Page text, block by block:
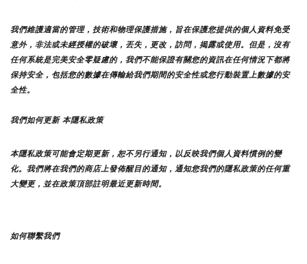
我們維護適當的管理，技術和物理保護措施，旨在保護您提供的個人資料免受
意外，非法或未經授權的破壞，丟失，更改，訪問，揭露或使用。但是，沒有
任何系統是完美安全零疑慮的，我們不能保證有關您的資訊在任何情況下都將
保持安全，包括您的數據在傳輸給我們期間的安全性或您行動裝置上數據的安
全性。
我們如何更新 本隱私政策
本隱私政策可能會定期更新，恕不另行通知，以反映我們個人資料慣例的變
化。我們將在我們的商店上發佈醒目的通知，通知您我們的隱私政策的任何重
大變更，並在政策頂部註明最近更新時間。
如何聯繫我們